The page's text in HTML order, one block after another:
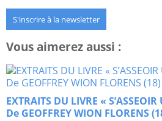
S'inscrire à la newsletter
Vous aimerez aussi :
EXTRAITS DU LIVRE «
De GEOFFREY WION FLORENS